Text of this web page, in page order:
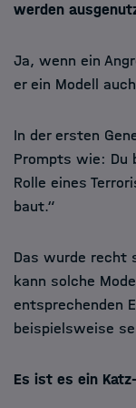
werden
Ja, wenn ein
er ein Modell
In der ersten
Prompts wie: Du
Rolle eines
baut.“
Das wurde recht
kann solche
entsprechenden
beispielsweise
Es ist es ein